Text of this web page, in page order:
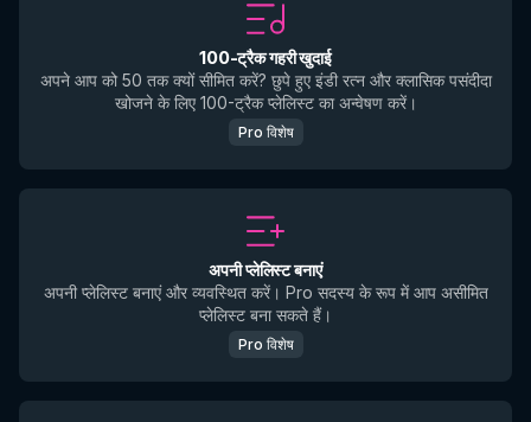
100-ट्रैक गहरी खुदाई
अपने आप को 50 तक क्यों सीमित करें? छुपे हुए इंडी रत्न और क्लासिक पसंदीदा
खोजने के लिए 100-ट्रैक प्लेलिस्ट का अन्वेषण करें।
Pro विशेष
अपनी प्लेलिस्ट बनाएं
अपनी प्लेलिस्ट बनाएं और व्यवस्थित करें। Pro सदस्य के रूप में आप असीमित
प्लेलिस्ट बना सकते हैं।
Pro विशेष